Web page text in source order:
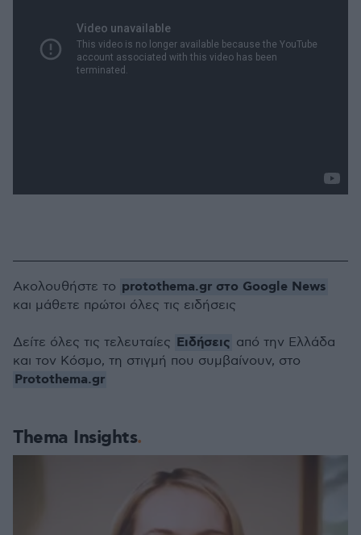
Thema Insights
Ακολουθήστε το protothema.gr στο Google News
και μάθετε πρώτοι όλες τις ειδήσεις
Δείτε όλες τις τελευταίες Ειδήσεις από την Ελλάδα
και τον Κόσμο, τη στιγμή που συμβαίνουν, στο
Protothema.gr